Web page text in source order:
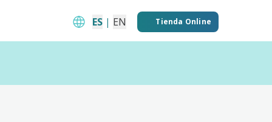
ES | EN Tienda Online